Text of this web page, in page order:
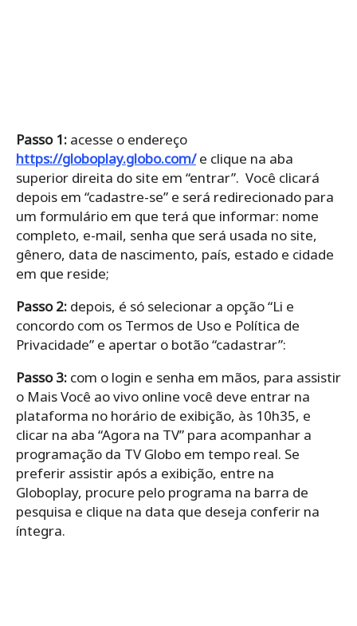
Passo 1: acesse o endereço
https://globoplay.globo.com/e clique na aba
superior direita do site em “entrar”. Você clicará
depois em “cadastre-se” e será redirecionado para
um formulário em que terá que informar: nome
completo, e-mail, senha que será usada no site,
gênero, data de nascimento, país, estado e cidade
em que reside;
Passo 2: depois, é só selecionar a opção “Li e
concordo com os Termos de Uso e Política de
Privacidade” e apertar o botão “cadastrar”:
Passo 3: com o login e senha em mãos, para assistir
o Mais Você ao vivo online você deve entrar na
plataforma no horário de exibição, às 10h35, e
clicar na aba “Agora na TV” para acompanhar a
programação da TV Globo em tempo real. Se
preferir assistir após a exibição, entre na
Globoplay, procure pelo programa na barra de
pesquisa e clique na data que deseja conferir na
íntegra.